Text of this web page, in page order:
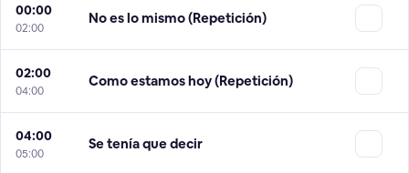
00:00
02:00
No es lo mismo (Repetición)
02:00
04:00
Como estamos hoy (Repetición)
04:00
05:00
Se tenía que decir